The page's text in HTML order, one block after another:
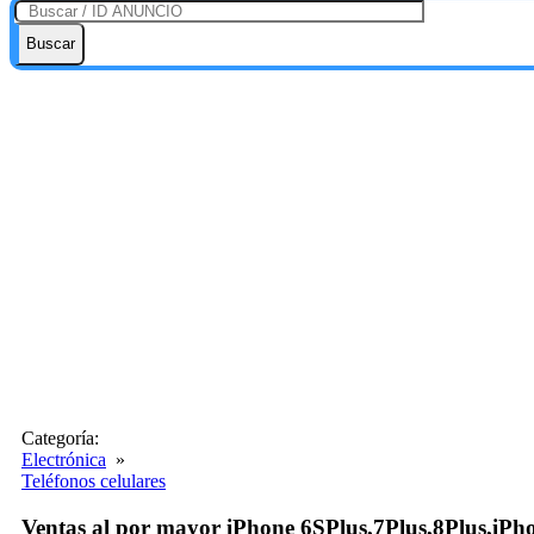
Buscar
Categoría:
Electrónica »
Teléfonos celulares
Ventas al por mayor iPhone